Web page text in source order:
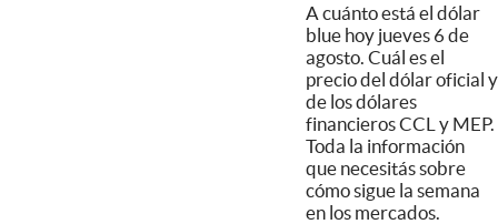
A cuánto está el dólar
blue hoy jueves 6 de
agosto. Cuál es el
precio del dólar oficial y
de los dólares
financieros CCL y MEP.
Toda la información
que necesitás sobre
cómo sigue la semana
en los mercados.